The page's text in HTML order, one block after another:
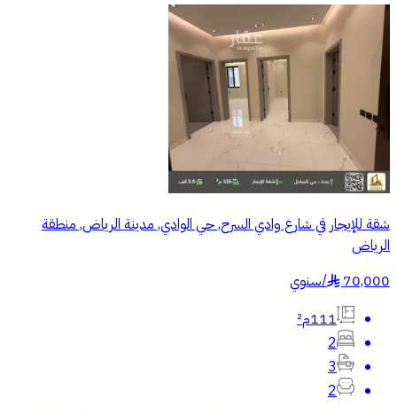
شقة للإيجار في شارع وادي السرح, حي الوادي, مدينة الرياض, منطقة
الرياض
70,000
§
/سنوي
111م²
2
3
2